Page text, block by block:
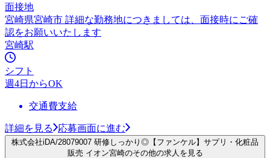
面接地
宮崎県宮崎市 詳細な勤務地につきましては、面接時にご確
認をお願いいたします
宮崎駅
シフト
週4日からOK
交通費支給
詳細を見る 応募画面に進む
株式会社iDA/28079007 研修しっかり◎【ファンケル】サプリ・化粧品
販売 イオン宮崎のその他の求人を見る